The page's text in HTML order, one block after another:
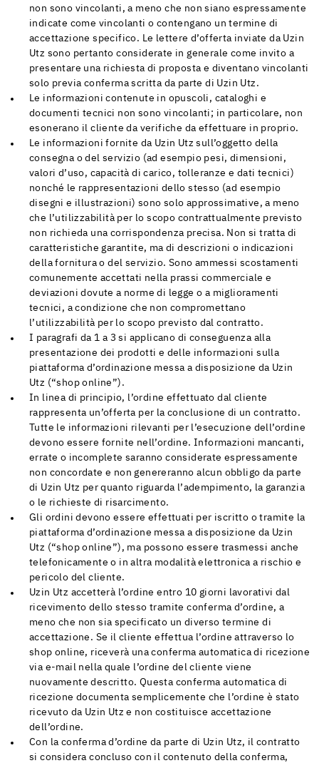
non sono vincolanti, a meno che non siano espressamente
indicate come vincolanti o contengano un termine di
accettazione specifico. Le lettere d’offerta inviate da Uzin
Utz sono pertanto considerate in generale come invito a
presentare una richiesta di proposta e diventano vincolanti
solo previa conferma scritta da parte di Uzin Utz.
Le informazioni contenute in opuscoli, cataloghi e
documenti tecnici non sono vincolanti; in particolare, non
esonerano il cliente da verifiche da effettuare in proprio.
Le informazioni fornite da Uzin Utz sull’oggetto della
consegna o del servizio (ad esempio pesi, dimensioni,
valori d’uso, capacità di carico, tolleranze e dati tecnici)
nonché le rappresentazioni dello stesso (ad esempio
disegni e illustrazioni) sono solo approssimative, a meno
che l’utilizzabilità per lo scopo contrattualmente previsto
non richieda una corrispondenza precisa. Non si tratta di
caratteristiche garantite, ma di descrizioni o indicazioni
della fornitura o del servizio. Sono ammessi scostamenti
comunemente accettati nella prassi commerciale e
deviazioni dovute a norme di legge o a miglioramenti
tecnici, a condizione che non compromettano
l’utilizzabilità per lo scopo previsto dal contratto.
I paragrafi da 1 a 3 si applicano di conseguenza alla
presentazione dei prodotti e delle informazioni sulla
piattaforma d’ordinazione messa a disposizione da Uzin
Utz (“shop online”).
In linea di principio, l’ordine effettuato dal cliente
rappresenta un’offerta per la conclusione di un contratto.
Tutte le informazioni rilevanti per l’esecuzione dell’ordine
devono essere fornite nell’ordine. Informazioni mancanti,
errate o incomplete saranno considerate espressamente
non concordate e non genereranno alcun obbligo da parte
di Uzin Utz per quanto riguarda l’adempimento, la garanzia
o le richieste di risarcimento.
Gli ordini devono essere effettuati per iscritto o tramite la
piattaforma d’ordinazione messa a disposizione da Uzin
Utz (“shop online”), ma possono essere trasmessi anche
telefonicamente o in altra modalità elettronica a rischio e
pericolo del cliente.
Uzin Utz accetterà l’ordine entro 10 giorni lavorativi dal
ricevimento dello stesso tramite conferma d’ordine, a
meno che non sia specificato un diverso termine di
accettazione. Se il cliente effettua l’ordine attraverso lo
shop online, riceverà una conferma automatica di ricezione
via e-mail nella quale l’ordine del cliente viene
nuovamente descritto. Questa conferma automatica di
ricezione documenta semplicemente che l’ordine è stato
ricevuto da Uzin Utz e non costituisce accettazione
dell’ordine.
Con la conferma d’ordine da parte di Uzin Utz, il contratto
si considera concluso con il contenuto della conferma,